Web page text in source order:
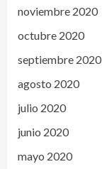
noviembre 2020
octubre 2020
septiembre 2020
agosto 2020
julio 2020
junio 2020
mayo 2020